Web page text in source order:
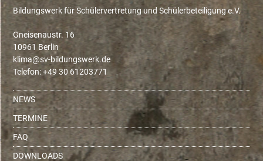
Bildungswerk für Schülervertretung und Schülerbeteiligung e.V.
Gneisenaustr. 16
10961 Berlin
ed.krewsgnudlib-vs@amilk
Telefon: +49 30 61203771
NEWS
TERMINE
FAQ
DOWNLOADS